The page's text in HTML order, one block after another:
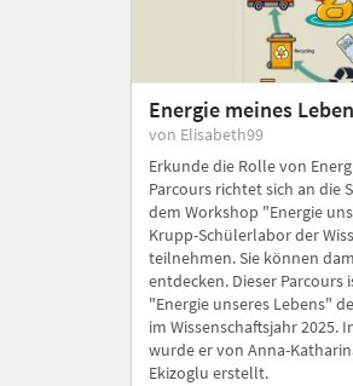
Energie meines
von Elisabeth99
Erkunde die Rolle von
Parcours richtet sich an die
dem Workshop "Energie
Krupp-Schülerlabor der
teilnehmen. Sie können
entdecken. Dieser Parcours
"Energie unseres Lebens"
im Wissenschaftsjahr 2025.
wurde er von Anna-
Ekizoglu erstellt.